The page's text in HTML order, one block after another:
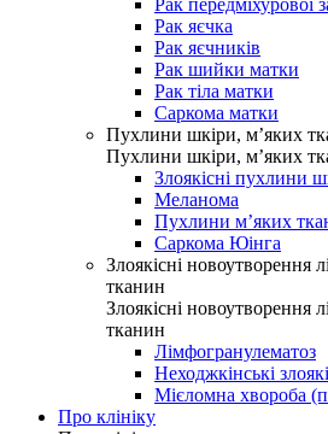
Рак передміхурової
Рак яєчка
Рак яєчників
Рак шийки матки
Рак тіла матки
Саркома матки
Пухлини шкіри, м’яких
Пухлини шкіри, м’яких
Злоякісні пухлини
Меланома
Пухлини м’яких
Саркома Юінга
Злоякісні новоутворення
тканин
Злоякісні новоутворення
тканин
Лімфогранулематоз
Неходжкінські
Мієломна хвороба
Про клініку